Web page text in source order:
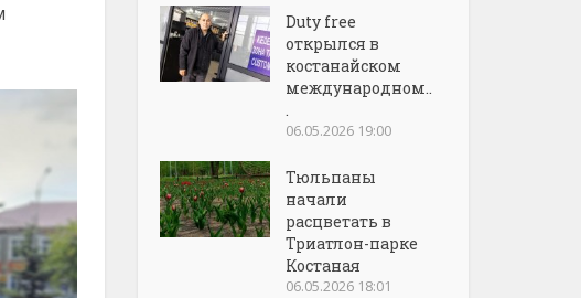
Duty free
открылся в
костанайском
международном..
.
06.05.2026 19:00
Тюльпаны
начали
расцветать в
Триатлон-парке
Костаная
06.05.2026 18:01